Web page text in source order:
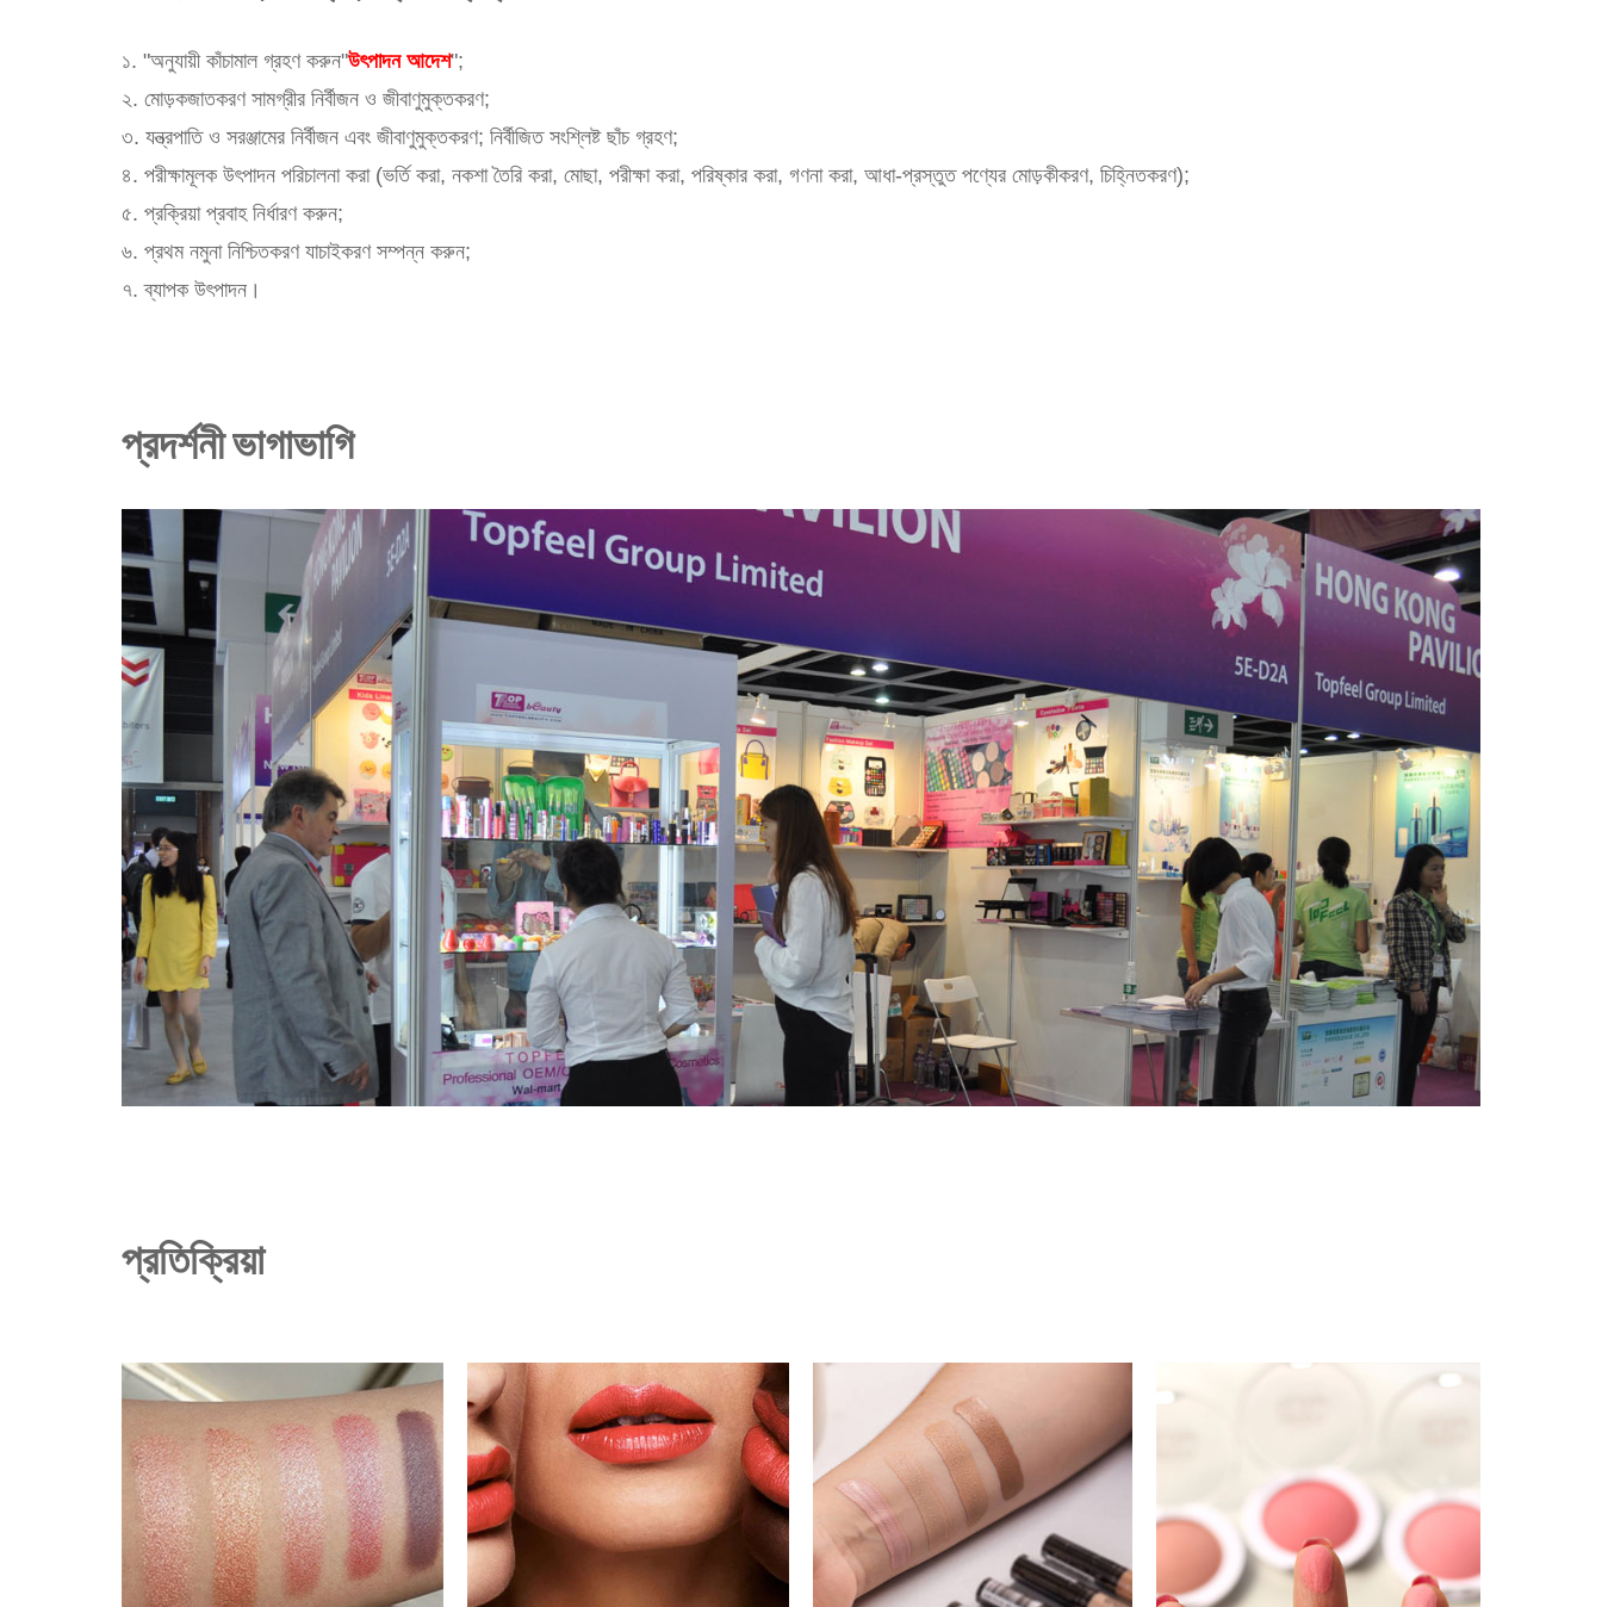
১. "অনুযায়ী কাঁচামাল গ্রহণ করুন"উৎপাদন আদেশ";
২. মোড়কজাতকরণ সামগ্রীর নির্বীজন ও জীবাণুমুক্তকরণ;
৩. যন্ত্রপাতি ও সরঞ্জামের নির্বীজন এবং জীবাণুমুক্তকরণ; নির্বীজিত সংশ্লিষ্ট ছাঁচ গ্রহণ;
৪. পরীক্ষামূলক উৎপাদন পরিচালনা করা (ভর্তি করা, নকশা তৈরি করা, মোছা, পরীক্ষা করা, পরিষ্কার করা, গণনা করা, আধা-প্রস্তুত পণ্যের মোড়কীকরণ, চিহ্নিতকরণ);
৫. প্রক্রিয়া প্রবাহ নির্ধারণ করুন;
৬. প্রথম নমুনা নিশ্চিতকরণ যাচাইকরণ সম্পন্ন করুন;
৭. ব্যাপক উৎপাদন।
প্রদর্শনী ভাগাভাগি
প্রতিক্রিয়া